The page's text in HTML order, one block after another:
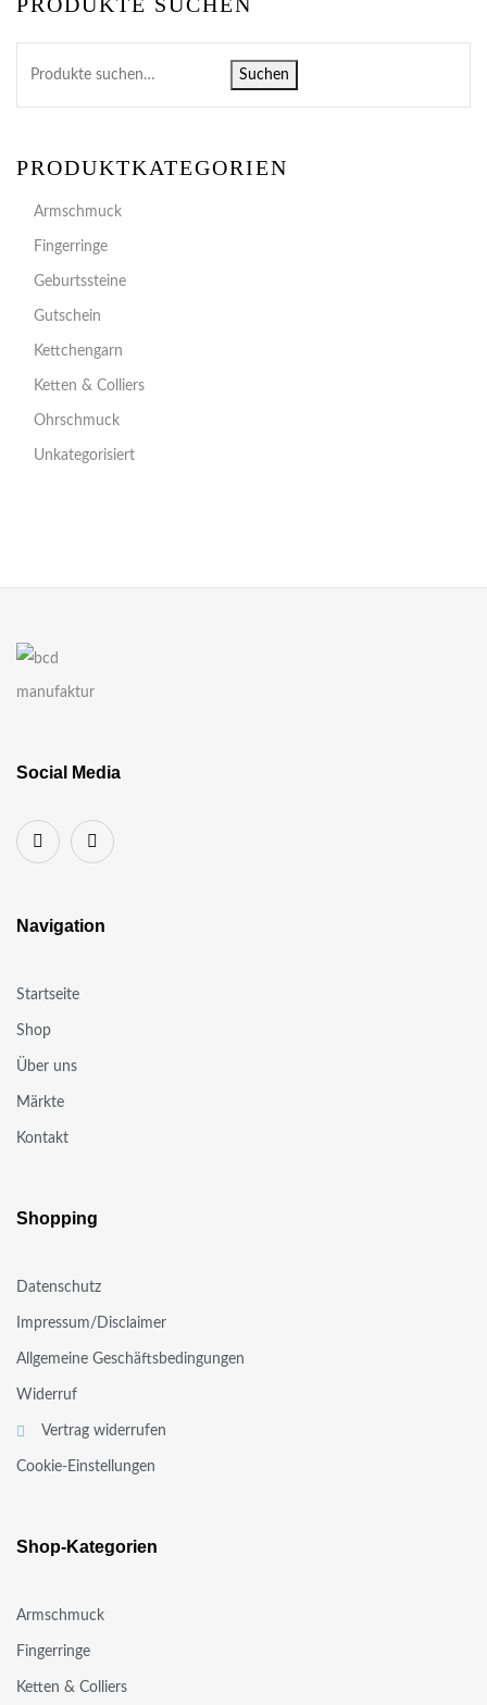
Suchen
PRODUKTKATEGORIEN
Armschmuck
Fingerringe
Geburtssteine
Gutschein
Kettchengarn
Ketten & Colliers
Ohrschmuck
Unkategorisiert
Social Media
Navigation
Startseite
Shop
Über uns
Märkte
Kontakt
Shopping
Datenschutz
Impressum/Disclaimer
Allgemeine Geschäftsbedingungen
Widerruf
Vertrag widerrufen
Cookie-Einstellungen
Shop-Kategorien
Armschmuck
Fingerringe
Ketten & Colliers